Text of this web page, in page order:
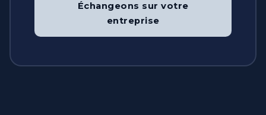
Échangeons sur votre
entreprise